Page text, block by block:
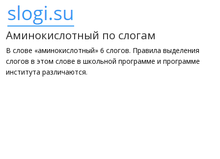
Аминокислотный по слогам
В слове «аминокислотный» 6 слогов. Правила выделения
слогов в этом слове в школьной программе и программе
института различаются.